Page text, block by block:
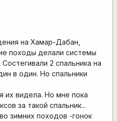
на Хамар-Дабан,
походы делали системы
2 спальника на
в один. Но спальники
их видела. Но мне пока
за такой спальник...
зимних походов -гонок